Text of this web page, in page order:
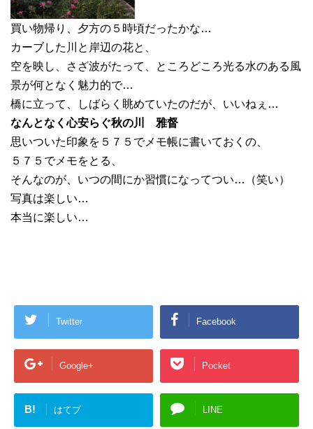
買い物帰り、夕方の５時頃だったかな…
カーブした川と岸辺の花と、
空を映し、さざ波がたって、ところどころ光る水のある風
景が何となく魅力的で…
橋に立って、しばらく眺めていたのだが、いいねぇ…
なんとなく心安らぐ秋の川 雅督
思いついた印象を５７５でメモ帳に書いておくの、
５７５でメモをとる、
そんなのが、いつの間にか習慣になってつい…（笑い）
写真は楽しい…
本当に楽しい…
Twitter Facebook
Google+ Pocket
B! はてブ LINE